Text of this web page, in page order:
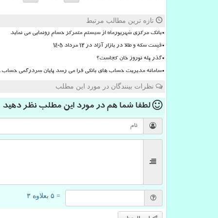
تازه ترین مطالب مرتبط
بانک مرکزی شهریورماه از سیستم متمرکز حسام رونمایی می نماید
قیمت سکه و طلا در بازار آزاد در ۱۲ مرداد ۱۴۰۵
گذر پله نوروز خان کجاست؟
سامانه مدیریت حساب های بانکی فرا می رسد پایان سردرگمی حساب
نظرات بینندگان در مورد این مطلب
لطفا شما همدر مورد این مطلب نظر دهید
= ۵ بعلاوه ۳